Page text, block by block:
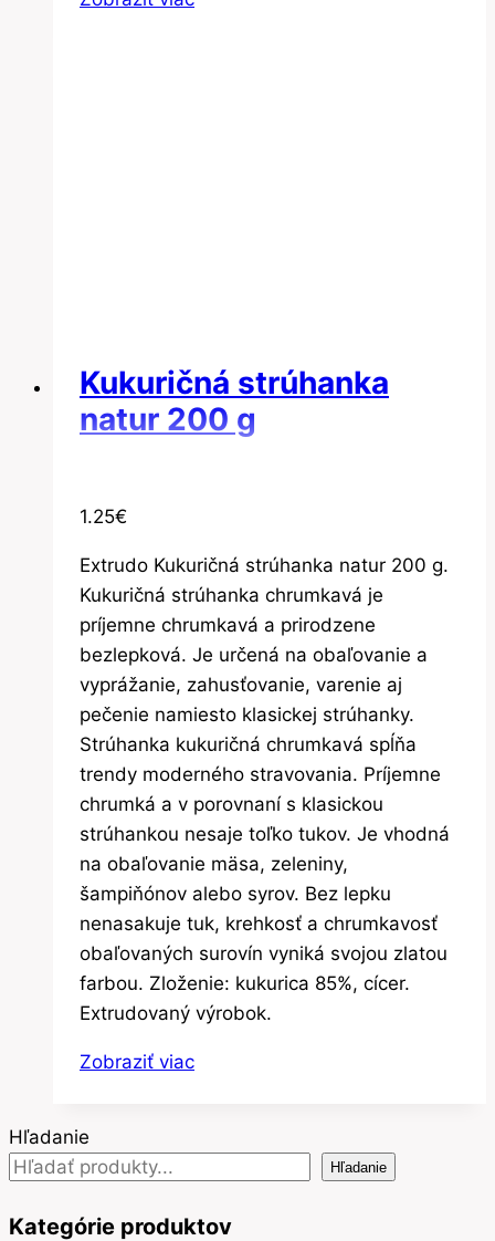
Kukuričná strúhanka
natur 200 g
1.25€
Extrudo Kukuričná strúhanka natur 200 g.
Kukuričná strúhanka chrumkavá je
príjemne chrumkavá a prirodzene
bezlepková. Je určená na obaľovanie a
vyprážanie, zahusťovanie, varenie aj
pečenie namiesto klasickej strúhanky.
Strúhanka kukuričná chrumkavá spĺňa
trendy moderného stravovania. Príjemne
chrumká a v porovnaní s klasickou
strúhankou nesaje toľko tukov. Je vhodná
na obaľovanie mäsa, zeleniny,
šampiňónov alebo syrov. Bez lepku
nenasakuje tuk, krehkosť a chrumkavosť
obaľovaných surovín vyniká svojou zlatou
farbou. Zloženie: kukurica 85%, cícer.
Extrudovaný výrobok.
Zobraziť viac
Hľadanie
Hľadanie
Kategórie produktov